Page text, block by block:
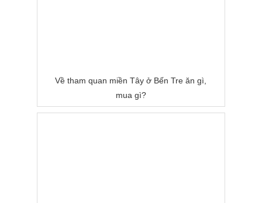
Về tham quan miền Tây ở Bến Tre ăn gì,
mua gì?